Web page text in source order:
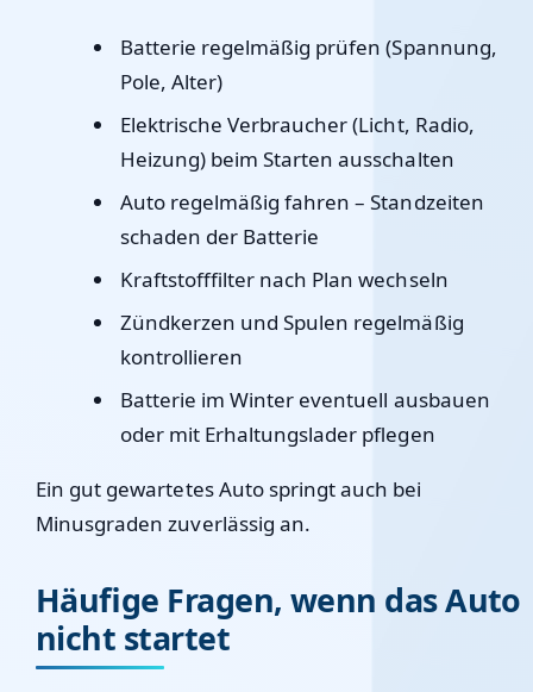
Batterie regelmäßig prüfen (Spannung,
Pole, Alter)
Elektrische Verbraucher (Licht, Radio,
Heizung) beim Starten ausschalten
Auto regelmäßig fahren – Standzeiten
schaden der Batterie
Kraftstofffilter nach Plan wechseln
Zündkerzen und Spulen regelmäßig
kontrollieren
Batterie im Winter eventuell ausbauen
oder mit Erhaltungslader pflegen
Ein gut gewartetes Auto springt auch bei
Minusgraden zuverlässig an.
Häufige Fragen, wenn das Auto
nicht startet